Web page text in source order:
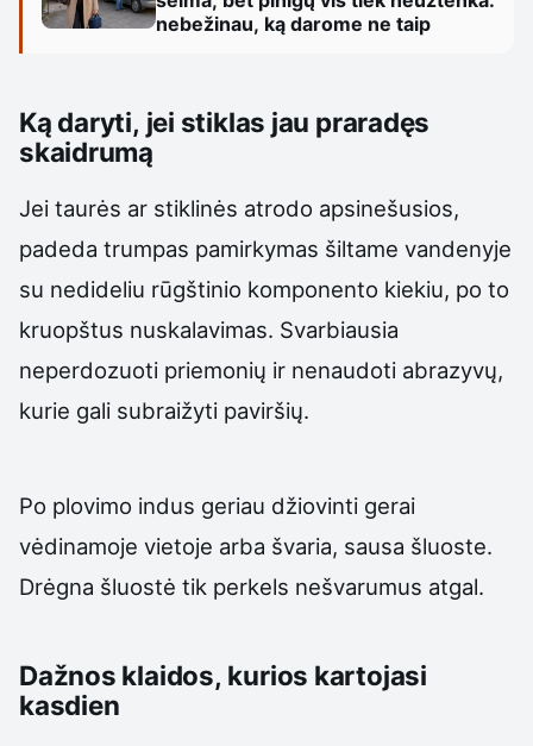
nebežinau, ką darome ne taip
Ką daryti, jei stiklas jau praradęs
skaidrumą
Jei taurės ar stiklinės atrodo apsinešusios,
padeda trumpas pamirkymas šiltame vandenyje
su nedideliu rūgštinio komponento kiekiu, po to
kruopštus nuskalavimas. Svarbiausia
neperdozuoti priemonių ir nenaudoti abrazyvų,
kurie gali subraižyti paviršių.
Po plovimo indus geriau džiovinti gerai
vėdinamoje vietoje arba švaria, sausa šluoste.
Drėgna šluostė tik perkels nešvarumus atgal.
Dažnos klaidos, kurios kartojasi
kasdien